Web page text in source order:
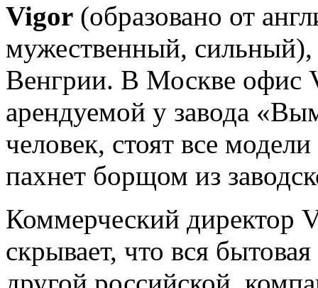
Vigor (образовано от
мужественный, сильный),
Венгрии. В Москве офис
арендуемой у завода
человек, стоят все
пахнет борщом из
Коммерческий директор
скрывает, что вся